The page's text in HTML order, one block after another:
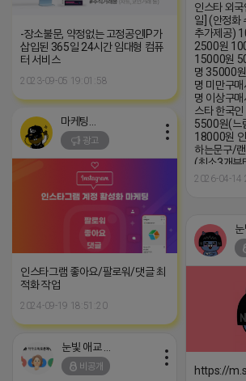
인스타 외
일] (안정화
추가제공)
2500원
15000원
명 35000
명 미만구
명 이상구
스타 한국
5500원(느
18000원 인
하는문구/
(최소3개부
국인 좋아
개이상 구
스타 조회수
원 인스타
10개당 300
문의 편하
카오톡 :
2026-04-14
-장소불문, 약정없는 고정공인IP가
삽입된 365일 24시간 임대형 컴퓨
터 서비스
2023-09-05 19:01:58
광고
인스타그램 좋아요/팔로워/댓글 최
적화 작업
2024-09-19 18:51:20
https://
비공개